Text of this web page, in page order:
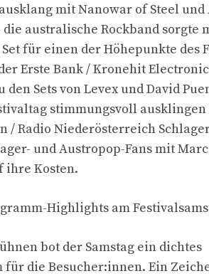
mit Nanowar of Steel
australische Rockband sorgte
für einen der Höhepunkte des
Erste Bank / Kronehit
Sets von Levex und David
stimmungsvoll
/ Radio Niederösterreich
und Austropop-Fans mit
ihre Kosten.
Highlights am
bot der Samstag ein dichtes
für die Besucher:innen. Ein